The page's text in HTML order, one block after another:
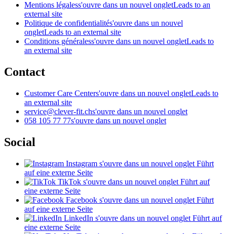
Mentions légaless'ouvre dans un nouvel ongletLeads to an
external site
Politique de confidentialités'ouvre dans un nouvel
ongletLeads to an external site
Conditions généraless'ouvre dans un nouvel ongletLeads to
an external site
Contact
Customer Care Centers'ouvre dans un nouvel ongletLeads to
an external site
service@clever-fit.chs'ouvre dans un nouvel onglet
058 105 77 77s'ouvre dans un nouvel onglet
Social
Instagram s'ouvre dans un nouvel onglet Führt
auf eine externe Seite
TikTok s'ouvre dans un nouvel onglet Führt auf
eine externe Seite
Facebook s'ouvre dans un nouvel onglet Führt
auf eine externe Seite
LinkedIn s'ouvre dans un nouvel onglet Führt auf
eine externe Seite